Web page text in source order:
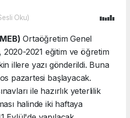
Oku)
Ortaöğretim Genel
2021 eğitim ve öğretim
illere yazı gönderildi. Buna
pazartesi başlayacak.
ile hazırlık yeterlilik
halinde iki haftaya